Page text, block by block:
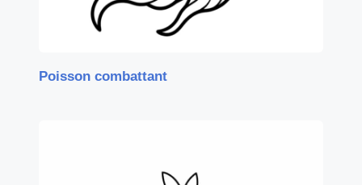
Poisson combattant